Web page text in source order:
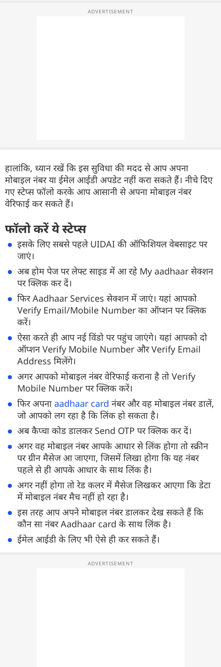
हालांकि, ध्यान रखें कि इस सुविधा की मदद से आप अपना
मोबाइल नंबर या ईमेल आईडी अपडेट नहीं करा सकते हैं। नीचे दिए
गए स्टेप्स फॉलो करके आप आसानी से अपना मोबाइल नंबर
वेरिफाई कर सकते हैं।
फॉलो करें ये स्टेप्स
इसके लिए सबसे पहले UIDAI की ऑफिशियल वेबसाइट पर
जाएं।
अब होम पेज पर लेफ्ट साइड में आ रहे My aadhaar सेक्शन
पर क्लिक कर दें।
फिर Aadhaar Services सेक्शन में जाएं। यहां आपको
Verify Email/Mobile Number का ऑप्शन पर क्लिक
करें।
ऐसा करते ही आप नई विंडो पर पहुंच जाएंगे। यहां आपको दो
ऑप्शन Verify Mobile Number और Verify Email
Address मिलेंगे।
अगर आपको मोबाइल नंबर वेरिफाई कराना है तो Verify
Mobile Number पर क्लिक करें।
फिर अपना aadhaar card नंबर और वह मोबाइल नंबर डालें,
जो आपको लग रहा है कि लिंक हो सकता है।
अब कैप्चा कोड डालकर Send OTP पर क्लिक कर दें।
अगर वह मोबाइल नंबर आपके आधार से लिंक होगा तो स्क्रीन
पर ग्रीन मैसेज आ जाएगा, जिसमें लिखा होगा कि यह नंबर
पहले से ही आपके आधार के साथ लिंक है।
अगर नहीं होगा तो रेड कलर में मैसेज लिखकर आएगा कि डेटा
में मोबाइल नंबर मैच नहीं हो रहा है।
इस तरह आप अपने मोबाइल नंबर डालकर देख सकते हैं कि
कौन सा नंबर Aadhaar card के साथ लिंक है।
ईमेल आईडी के लिए भी ऐसे ही कर सकते हैं।